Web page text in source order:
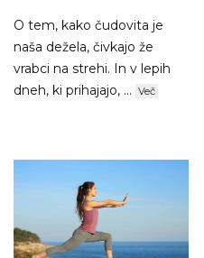
O tem, kako čudovita je
naša dežela, čivkajo že
vrabci na strehi. In v lepih
dneh, ki prihajajo, ... Več